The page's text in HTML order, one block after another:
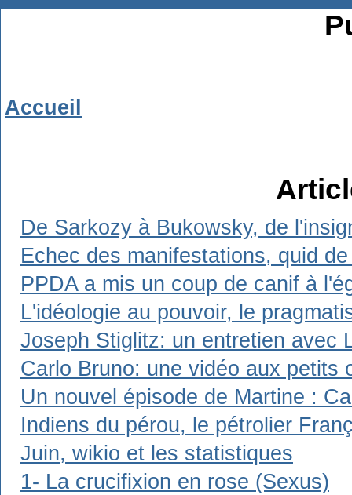
Accueil
De Sarkozy à Bukowsky, de
Echec des manifestations, quid
PPDA a mis un coup de canif à
L'idéologie au pouvoir, le
Joseph Stiglitz: un entretien avec
Carlo Bruno: une vidéo aux petits
Un nouvel épisode de Martine :
Indiens du pérou, le pétrolier
Juin, wikio et les statistiques
1- La crucifixion en rose (Sexus)